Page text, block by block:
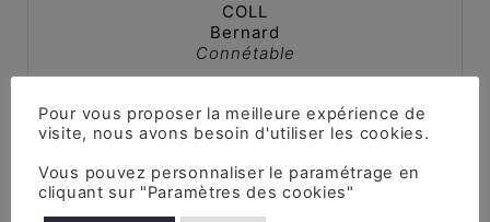
COLL
Bernard
Connétable
Prévost
Pour vous proposer la meilleure expérience de
visite, nous avons besoin d'utiliser les cookies.
Vous pouvez personnaliser le paramétrage en
cliquant sur "Paramètres des cookies"